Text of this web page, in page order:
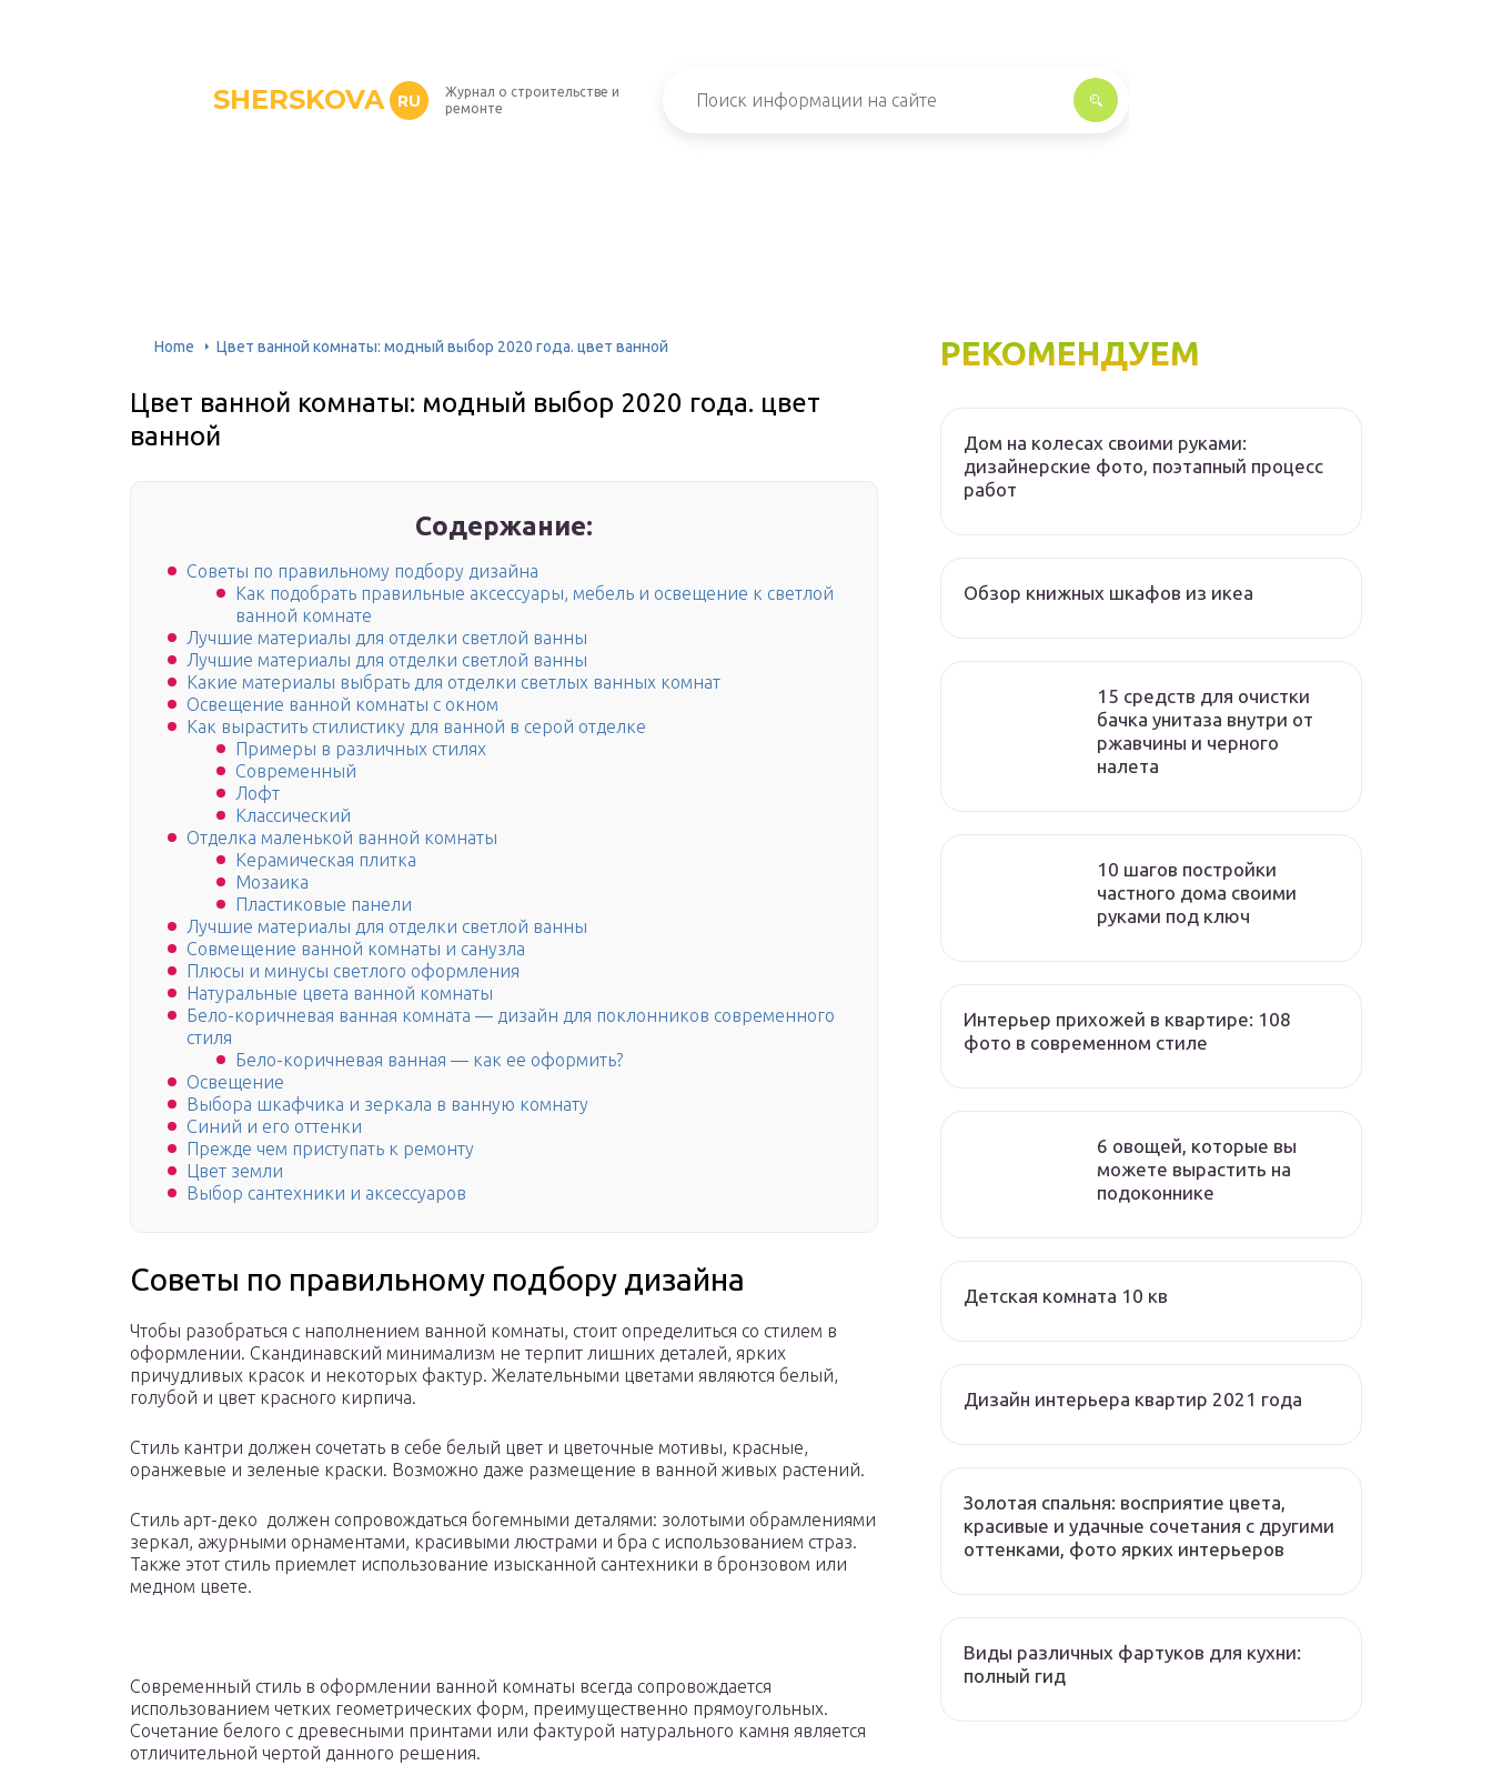
SHERSKOVA RU
Журнал о строительстве и
ремонте
Home Цвет ванной комнаты: модный выбор 2020 года. цвет ванной
Цвет ванной комнаты: модный выбор 2020 года. цвет
ванной
Содержание:
Советы по правильному подбору дизайна
Как подобрать правильные аксессуары, мебель и освещение к светлой
ванной комнате
Лучшие материалы для отделки светлой ванны
Лучшие материалы для отделки светлой ванны
Какие материалы выбрать для отделки светлых ванных комнат
Освещение ванной комнаты с окном
Как вырастить стилистику для ванной в серой отделке
Примеры в различных стилях
Современный
Лофт
Классический
Отделка маленькой ванной комнаты
Керамическая плитка
Мозаика
Пластиковые панели
Лучшие материалы для отделки светлой ванны
Совмещение ванной комнаты и санузла
Плюсы и минусы светлого оформления
Натуральные цвета ванной комнаты
Бело-коричневая ванная комната — дизайн для поклонников современного
стиля
Бело-коричневая ванная — как ее оформить?
Освещение
Выбора шкафчика и зеркала в ванную комнату
Синий и его оттенки
Прежде чем приступать к ремонту
Цвет земли
Выбор сантехники и аксессуаров
Советы по правильному подбору дизайна
Чтобы разобраться с наполнением ванной комнаты, стоит определиться со стилем в
оформлении. Скандинавский минимализм не терпит лишних деталей, ярких
причудливых красок и некоторых фактур. Желательными цветами являются белый,
голубой и цвет красного кирпича.
Стиль кантри должен сочетать в себе белый цвет и цветочные мотивы, красные,
оранжевые и зеленые краски. Возможно даже размещение в ванной живых растений.
Стиль арт-деко должен сопровождаться богемными деталями: золотыми обрамлениями
зеркал, ажурными орнаментами, красивыми люстрами и бра с использованием страз.
Также этот стиль приемлет использование изысканной сантехники в бронзовом или
медном цвете.
Современный стиль в оформлении ванной комнаты всегда сопровождается
использованием четких геометрических форм, преимущественно прямоугольных.
Сочетание белого с древесными принтами или фактурой натурального камня является
отличительной чертой данного решения.
РЕКОМЕНДУЕМ
Дом на колесах своими руками:
дизайнерские фото, поэтапный процесс
работ
Обзор книжных шкафов из икеа
15 средств для очистки
бачка унитаза внутри от
ржавчины и черного
налета
10 шагов постройки
частного дома своими
руками под ключ
Интерьер прихожей в квартире: 108
фото в современном стиле
6 овощей, которые вы
можете вырастить на
подоконнике
Детская комната 10 кв
Дизайн интерьера квартир 2021 года
Золотая спальня: восприятие цвета,
красивые и удачные сочетания с другими
оттенками, фото ярких интерьеров
Виды различных фартуков для кухни:
полный гид